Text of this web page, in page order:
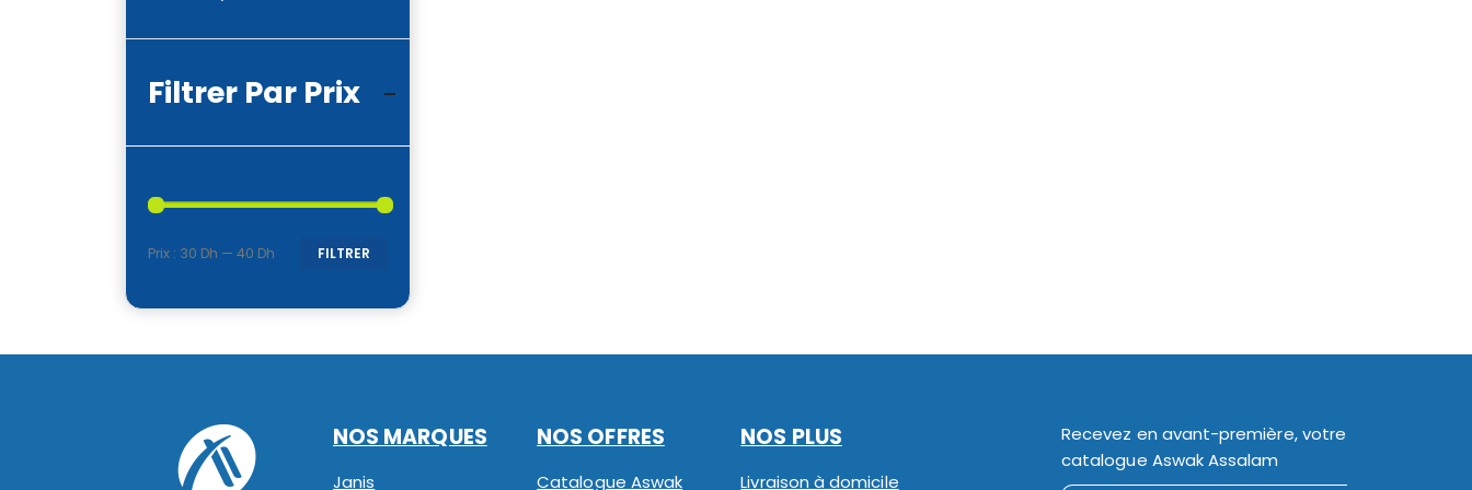
Filtrer Par Prix
FILTRER
Prix : 30 Dh — 40 Dh
NOS MARQUES
Janis
NOS OFFRES
Catalogue Aswak
NOS PLUS
Livraison à domicile
Recevez en avant-première, votre
catalogue Aswak Assalam